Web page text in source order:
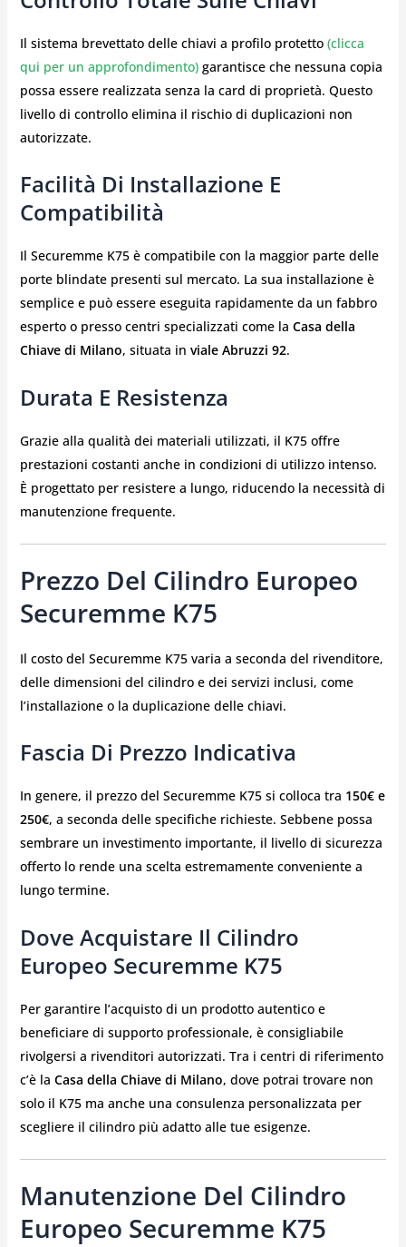
Il sistema brevettato delle chiavi a profilo protetto (clicca
qui per un approfondimento)garantisce che nessuna copia
possa essere realizzata senza la card di proprietà. Questo
livello di controllo elimina il rischio di duplicazioni non
autorizzate.
Facilità Di Installazione E
Compatibilità
Il Securemme K75 è compatibile con la maggior parte delle
porte blindate presenti sul mercato. La sua installazione è
semplice e può essere eseguita rapidamente da un fabbro
esperto o presso centri specializzati come la Casa della
Chiave di Milano, situata in viale Abruzzi 92.
Durata E Resistenza
Grazie alla qualità dei materiali utilizzati, il K75 offre
prestazioni costanti anche in condizioni di utilizzo intenso.
È progettato per resistere a lungo, riducendo la necessità di
manutenzione frequente.
Prezzo Del Cilindro Europeo
Securemme K75
Il costo del Securemme K75 varia a seconda del rivenditore,
delle dimensioni del cilindro e dei servizi inclusi, come
l’installazione o la duplicazione delle chiavi.
Fascia Di Prezzo Indicativa
In genere, il prezzo del Securemme K75 si colloca tra 150€ e
250€, a seconda delle specifiche richieste. Sebbene possa
sembrare un investimento importante, il livello di sicurezza
offerto lo rende una scelta estremamente conveniente a
lungo termine.
Dove Acquistare Il Cilindro
Europeo Securemme K75
Per garantire l’acquisto di un prodotto autentico e
beneficiare di supporto professionale, è consigliabile
rivolgersi a rivenditori autorizzati. Tra i centri di riferimento
c’è la Casa della Chiave di Milano, dove potrai trovare non
solo il K75 ma anche una consulenza personalizzata per
scegliere il cilindro più adatto alle tue esigenze.
Manutenzione Del Cilindro
Europeo Securemme K75